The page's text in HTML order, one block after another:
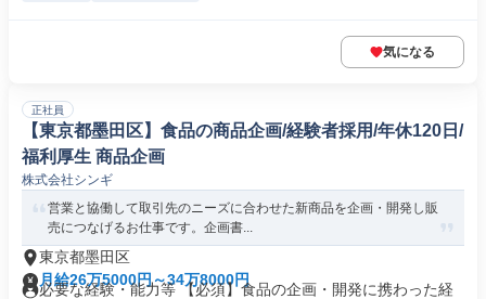
気になる
正社員
【東京都墨田区】食品の商品企画/経験者採用/年休120日/
福利厚生 商品企画
株式会社シンギ
営業と協働して取引先のニーズに合わせた新商品を企画・開発し販
売につなげるお仕事です。企画書...
東京都墨田区
月給26万5000円～34万8000円
必要な経験・能力等 【必須】食品の企画・開発に携わった経